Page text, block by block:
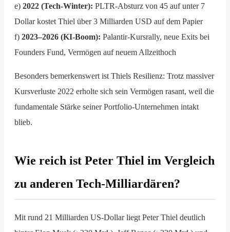
e) 2022 (Tech-Winter): PLTR-Absturz von 45 auf unter 7
Dollar kostet Thiel über 3 Milliarden USD auf dem Papier
f) 2023–2026 (KI-Boom): Palantir-Kursrally, neue Exits bei
Founders Fund, Vermögen auf neuem Allzeithoch
Besonders bemerkenswert ist Thiels Resilienz: Trotz massiver
Kursverluste 2022 erholte sich sein Vermögen rasant, weil die
fundamentale Stärke seiner Portfolio-Unternehmen intakt
blieb.
Wie reich ist Peter Thiel im Vergleich
zu anderen Tech-Milliardären?
Mit rund 21 Milliarden US-Dollar liegt Peter Thiel deutlich